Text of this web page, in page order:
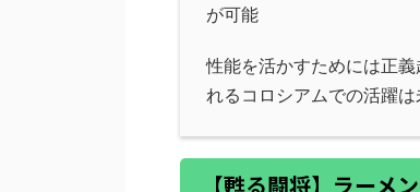
が可能
性能を活かすためには正
れるコロシアムでの活躍は
【甦る闘将】ラーメ